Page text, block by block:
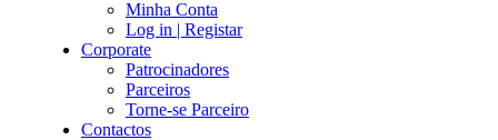
Minha Conta
Log in | Registar
Corporate
Patrocinadores
Parceiros
Torne-se Parceiro
Contactos